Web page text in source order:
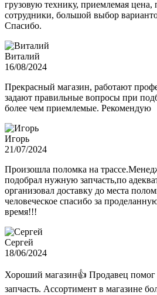
грузовую технику, приемлемая цена,
сотрудники, большой выбор
Спасибо.
Виталий
16/08/2024
Прекрасный магазин, работают
задают правильные вопросы при
более чем приемлемые. Рекомендую
Игорь
21/07/2024
Произошла поломка на
подобрал нужную запчасть,по
организовал доставку до места
человеческое спасибо за
время!!!
Сергей
18/06/2024
Хороший магазин👍 Продавец
запчасть. Ассортимент в магазине